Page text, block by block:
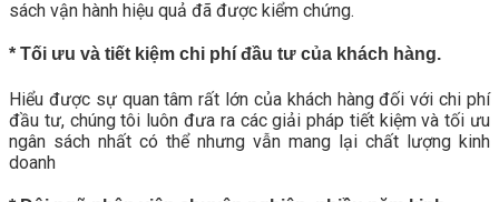
sách vận hành hiệu quả đã được kiểm chứng.
* Tối ưu và tiết kiệm chi phí đầu tư của khách hàng.
Hiểu được sự quan tâm rất lớn của khách hàng đối với chi phí
đầu tư, chúng tôi luôn đưa ra các giải pháp tiết kiệm và tối ưu
ngân sách nhất có thể nhưng vẫn mang lại chất lượng kinh
doanh